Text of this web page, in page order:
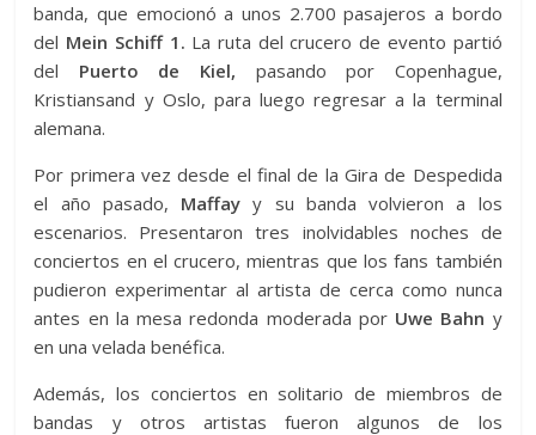
banda, que emocionó a unos 2.700 pasajeros a bordo
del Mein Schiff 1. La ruta del crucero de evento partió
del Puerto de Kiel, pasando por Copenhague,
Kristiansand y Oslo, para luego regresar a la terminal
alemana.
Por primera vez desde el final de la Gira de Despedida
el año pasado, Maffay y su banda volvieron a los
escenarios. Presentaron tres inolvidables noches de
conciertos en el crucero, mientras que los fans también
pudieron experimentar al artista de cerca como nunca
antes en la mesa redonda moderada por Uwe Bahn y
en una velada benéfica.
Además, los conciertos en solitario de miembros de
bandas y otros artistas fueron algunos de los